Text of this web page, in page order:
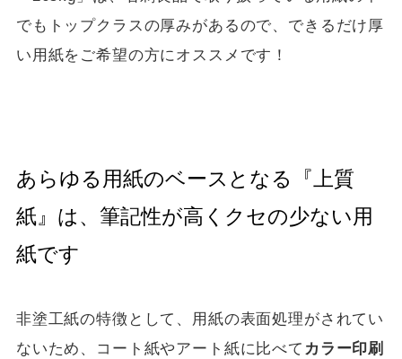
でもトップクラスの厚みがあるので、できるだけ厚
い用紙をご希望の方にオススメです！
あらゆる用紙のベースとなる『上質
紙』は、筆記性が高くクセの少ない用
紙です
非塗工紙の特徴として、用紙の表面処理がされてい
ないため、コート紙やアート紙に比べて カラー印刷